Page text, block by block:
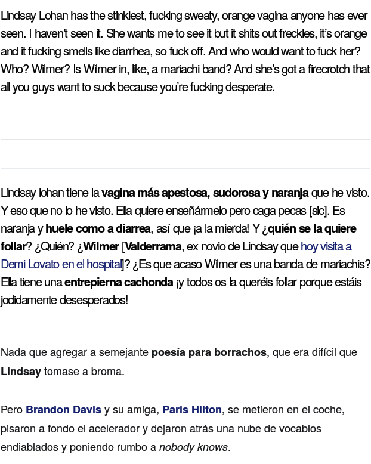
Lindsay Lohan has the stinkiest, fucking sweaty, orange vagina anyone has ever
seen. I haven’t seen it. She wants me to see it but it shits out freckles, it’s orange
and it fucking smells like diarrhea, so fuck off. And who would want to fuck her?
Who? Wilmer? Is Wilmer in, like, a mariachi band? And she’s got a firecrotch that
all you guys want to suck because you’re fucking desperate.
Lindsay lohan tiene lavagina más apestosa, sudorosa y naranjaque he visto.
Y eso que no lo he visto. Ella quiere enseñármelo pero caga pecas [sic]. Es
naranja yhuele como a diarrea, así que ¡a la mierda! Y ¿quién se la quiere
follar? ¿Quién? ¿Wilmer[Valderrama, ex novio de Lindsay quehoy visita a
Demi Lovato en el hospital]? ¿Es que acaso Wilmer es una banda de mariachis?
Ella tiene unaentrepierna cachonda¡y todos os la queréis follar porque estáis
jodidamente desesperados!
Nada que agregar a semejante poesía para borrachos, que era difícil que
Lindsaytomase a broma.
Pero Brandon Davisy su amiga, Paris Hilton, se metieron en el coche,
pisaron a fondo el acelerador y dejaron atrás una nube de vocablos
endiablados y poniendo rumbo a nobody knows.